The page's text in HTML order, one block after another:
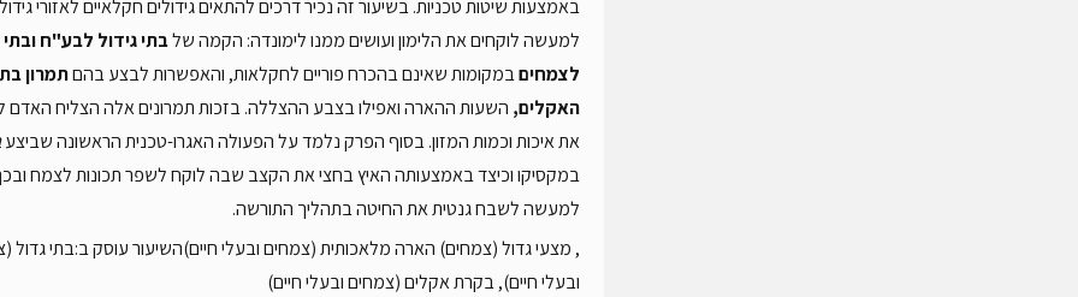
באמצעות שיטות טכניות. בשיעור זה נכיר דרכים להתאים גידולים חקלאיים לאזורי
למעשה לוקחים את הלימון ועושים ממנו לימונדה: הקמה שלבתי גידול לבע"ח
לצמחיםבמקומות שאינם בהכרח פוריים לחקלאות, והאפשרות לבצע בהםתמרון
האקלים, השעות ההארה ואפילו בצבע ההצללה. בזכות תמרונים אלה הצליח האדם
את איכות וכמות המזון. בסוף הפרק נלמד על הפעולה האגרו-טכנית הראשונה שביצע
במקסיקו וכיצד באמצעותה האיץ בחצי את הקצב שבה לוקח לשפר תכונות לצמח
למעשה לשבח גנטית את החיטה בתהליך התורשה.
, מצעי גדול (צמחים) הארה מלאכותית (צמחים ובעלי חיים)השיעור עוסק ב:בתי גדול
ובעלי חיים), בקרת אקלים (צמחים ובעלי חיים)